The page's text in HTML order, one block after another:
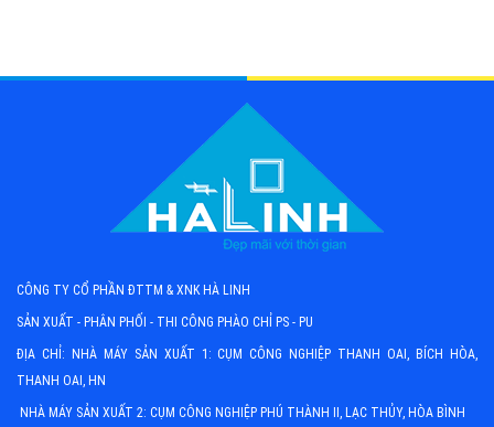
CÔNG TY CỔ PHẦN ĐTTM & XNK HÀ LINH
SẢN XUẤT - PHÂN PHỐI - THI CÔNG PHÀO CHỈ PS - PU
ĐỊA CHỈ: NHÀ MÁY SẢN XUẤT 1: CỤM CÔNG NGHIỆP THANH OAI, BÍCH HÒA,
THANH OAI, HN
NHÀ MÁY SẢN XUẤT 2: CỤM CÔNG NGHIỆP PHÚ THÀNH II, LẠC THỦY, HÒA BÌNH